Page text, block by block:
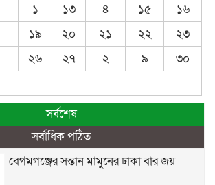
১ ১৩ ৪ ১৫
১৬
১৯ ২০ ২১ ২২
২৩
২৬ ২৭ ২ ৯
৩০
সর্বশেষ
সর্বাধিক পঠিত
বেগমগঞ্জের সন্তান মামুনের ঢাকা বার জয়